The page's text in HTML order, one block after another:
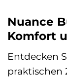
Nuance
Komfort
Entdecken
praktischen